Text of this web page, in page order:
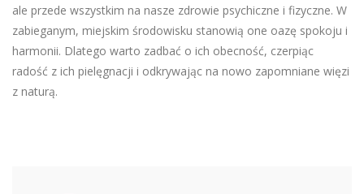
ale przede wszystkim na nasze zdrowie psychiczne i fizyczne. W
zabieganym, miejskim środowisku stanowią one oazę spokoju i
harmonii. Dlatego warto zadbać o ich obecność, czerpiąc
radość z ich pielęgnacji i odkrywając na nowo zapomniane więzi
z naturą.